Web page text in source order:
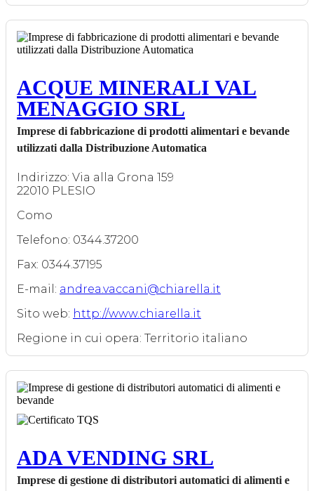
ACQUE MINERALI VAL
MENAGGIO SRL
Imprese di fabbricazione di prodotti alimentari e bevande
utilizzati dalla Distribuzione Automatica
Indirizzo: Via alla Grona 159
22010 PLESIO
Como
Telefono: 0344.37200
Fax: 0344.37195
E-mail: andrea.vaccani@chiarella.it
Sito web: http://www.chiarella.it
Regione in cui opera: Territorio italiano
ADA VENDING SRL
Imprese di gestione di distributori automatici di alimenti e